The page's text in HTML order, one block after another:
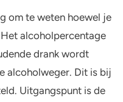
om te weten hoewel je
alcoholpercentage
drank wordt
alcoholweger. Dit is bij
Uitgangspunt is de